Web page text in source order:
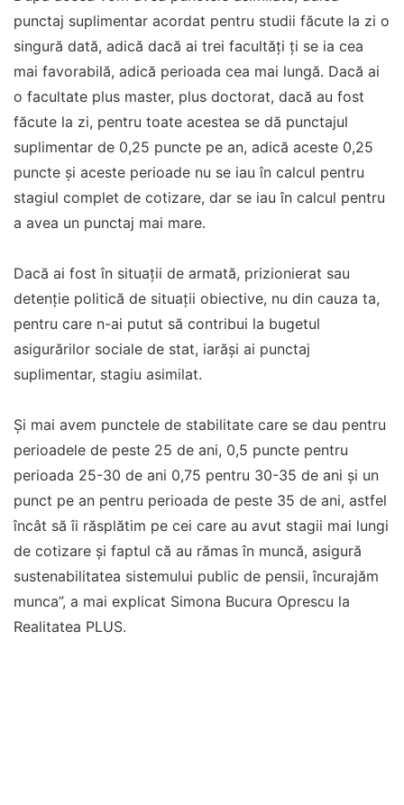
punctaj suplimentar acordat pentru studii făcute la zi o
singură dată, adică dacă ai trei facultăți ți se ia cea
mai favorabilă, adică perioada cea mai lungă. Dacă ai
o facultate plus master, plus doctorat, dacă au fost
făcute la zi, pentru toate acestea se dă punctajul
suplimentar de 0,25 puncte pe an, adică aceste 0,25
puncte și aceste perioade nu se iau în calcul pentru
stagiul complet de cotizare, dar se iau în calcul pentru
a avea un punctaj mai mare.
Dacă ai fost în situații de armată, prizionierat sau
detenție politică de situații obiective, nu din cauza ta,
pentru care n-ai putut să contribui la bugetul
asigurărilor sociale de stat, iarăși ai punctaj
suplimentar, stagiu asimilat.
Și mai avem punctele de stabilitate care se dau pentru
perioadele de peste 25 de ani, 0,5 puncte pentru
perioada 25-30 de ani 0,75 pentru 30-35 de ani și un
punct pe an pentru perioada de peste 35 de ani, astfel
încât să îi răsplătim pe cei care au avut stagii mai lungi
de cotizare și faptul că au rămas în muncă, asigură
sustenabilitatea sistemului public de pensii, încurajăm
munca”, a mai explicat Simona Bucura Oprescu la
Realitatea PLUS.